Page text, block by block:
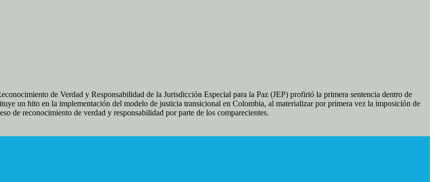
de Verdad y Responsabilidad de la Jurisdicción Especial para la Paz (JEP) profirió la primera sentencia dentro de
un hito en la implementación del modelo de justicia transicional en Colombia, al materializar por primera vez la imposición de
de reconocimiento de verdad y responsabilidad por parte de los comparecientes.